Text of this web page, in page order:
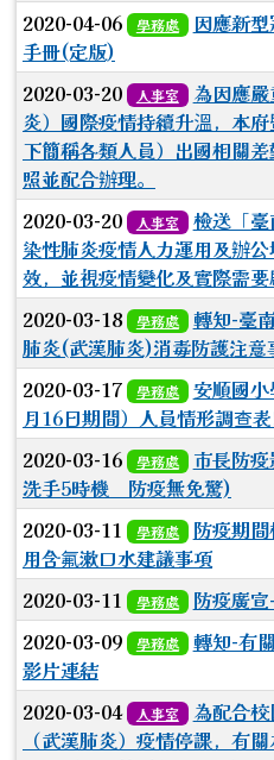
2020-04-06 學務處
因應新
手冊(定版)
2020-03-20
人事室
為因應
炎）國際疫情持續升溫，本
下簡稱各類人員）出國相關
照並配合辦理。
2020-03-20 人事室
檢送「
染性肺炎疫情人力運用及辦
效，並視疫情變化及實際需
2020-03-18
學務處
轉知-臺
肺炎(武漢肺炎)消毒防護注意
2020-03-17
學務處
安順國
月16日期間）人員情形調查
2020-03-16
學務處
市長防
洗手5時機 防疫無免驚)
2020-03-11
學務處
防疫期
用含氟漱口水建議事項
2020-03-11
學務處
防疫廣
2020-03-09
學務處
轉知-有
影片連結
2020-03-04
人事室
為配合
（武漢肺炎）疫情停課，有